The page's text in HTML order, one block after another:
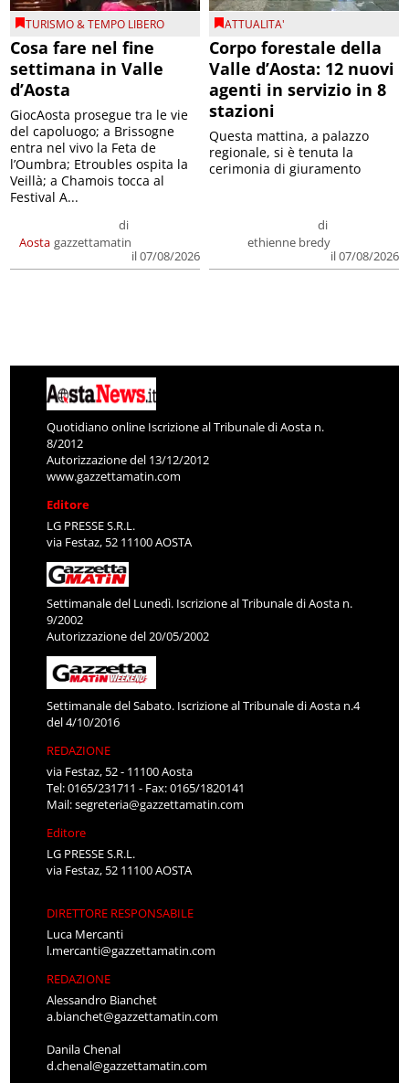
TURISMO & TEMPO LIBERO
Cosa fare nel fine
settimana in Valle
d’Aosta
Aosta
di
gazzettamatin
il 07/08/2026
GiocAosta prosegue tra le vie
del capoluogo; a Brissogne
entra nel vivo la Feta de
l’Oumbra; Etroubles ospita la
Veillà; a Chamois tocca al
Festival A...
ATTUALITA'
Corpo forestale della
Valle d’Aosta: 12 nuovi
agenti in servizio in 8
stazioni
di
ethienne bredy
il 07/08/2026
Questa mattina, a palazzo
regionale, si è tenuta la
cerimonia di giuramento
Quotidiano online Iscrizione al Tribunale di Aosta n.
8/2012
Autorizzazione del 13/12/2012
www.gazzettamatin.com
Editore
LG PRESSE S.R.L.
via Festaz, 52 11100 AOSTA
Settimanale del Lunedì. Iscrizione al Tribunale di Aosta n.
9/2002
Autorizzazione del 20/05/2002
Settimanale del Sabato. Iscrizione al Tribunale di Aosta n.4
del 4/10/2016
REDAZIONE
via Festaz, 52 - 11100 Aosta
Tel: 0165/231711 - Fax: 0165/1820141
Mail:segreteria@gazzettamatin.com
Editore
LG PRESSE S.R.L.
via Festaz, 52 11100 AOSTA
DIRETTORE RESPONSABILE
Luca Mercanti
l.mercanti@gazzettamatin.com
REDAZIONE
Alessandro Bianchet
a.bianchet@gazzettamatin.com
Danila Chenal
d.chenal@gazzettamatin.com